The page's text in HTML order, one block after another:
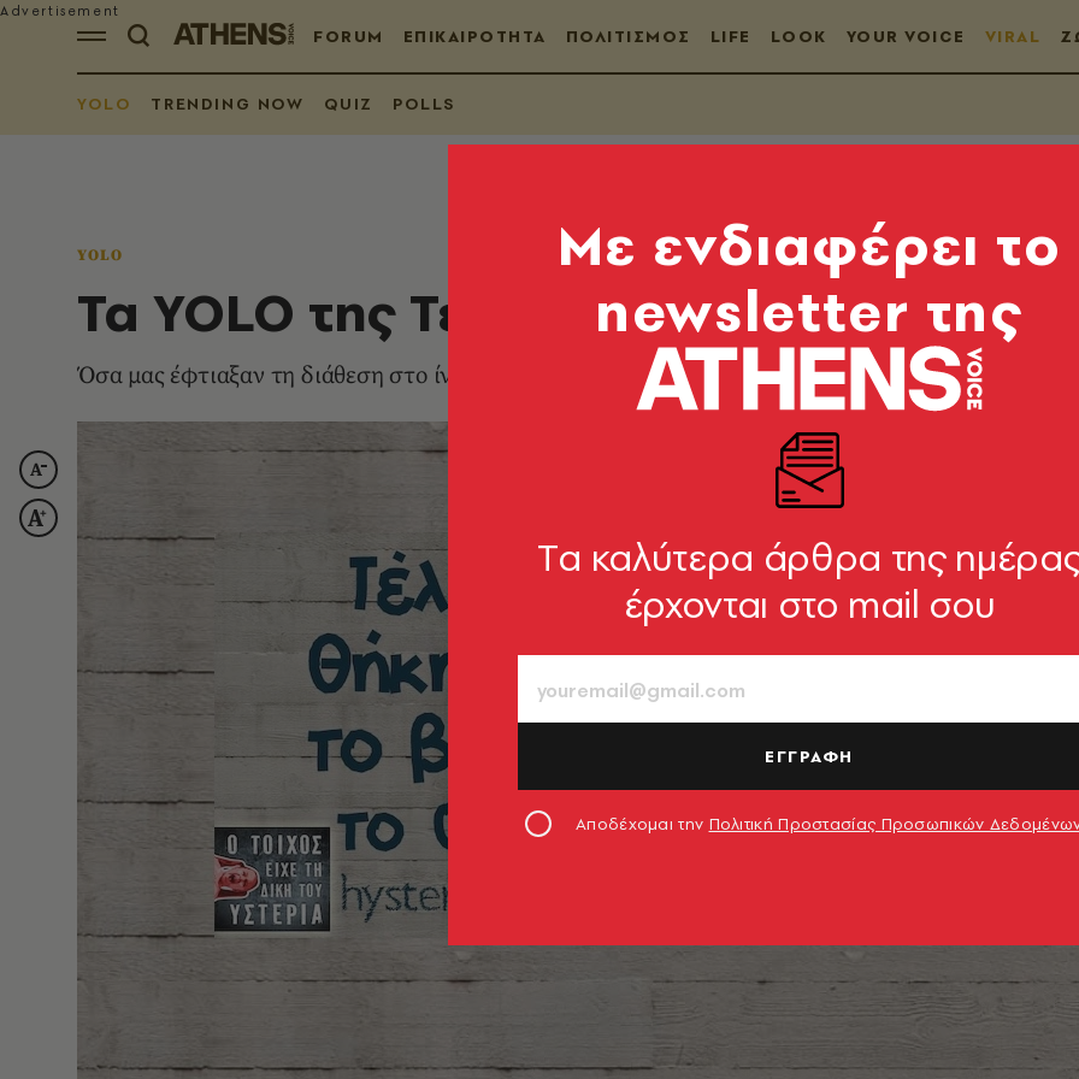
FORUM ΕΠΙΚΑΙΡΟΤΗΤΑ ΠΟΛΙΤΙΣΜΟΣ LIFE LOOK YOUR VOICE VIRAL
YOLO TRENDING NOW QUIZ POLLS
YOLO
Τα YOLO της Τετάρτης 09.07.2025
Όσα μας έφτιαξαν τη διάθεση στο ίντερνετ
Mε ενδιαφέρει το
newsletter της
Tα καλύτερα άρθρα της
έρχονται στο mail σου
ΕΓΓΡΑΦΗ
Αποδέχομαι την Πολιτική Προστασίας Προσωπικών